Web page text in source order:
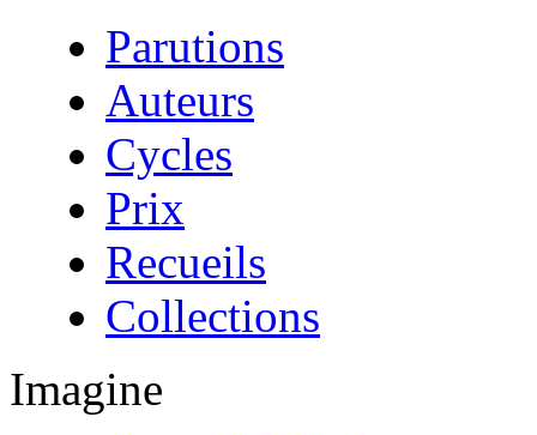
Parutions
Auteurs
Cycles
Prix
Recueils
Collections
Imagine